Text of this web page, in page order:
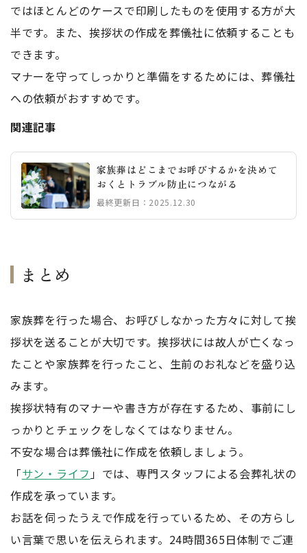
ではほとんどのケースで印刷したものを使用する方が大
半です。また、挨拶状の作成を葬儀社に依頼することも
できます。
マナーを守ってしっかりと準備をするためには、葬儀社
への依頼がおすすめです。
関連記事
家族葬はどこまでお呼びするかを決めて
おくとトラブル防止につながる
最終更新日：2025.12.30
まとめ
家族葬を行った場合、お呼びしなかった方々に対して挨
拶状を送ることが大切です。挨拶状には故人が亡くなっ
たことや家族葬を行ったこと、生前のお礼などを盛り込
みます。
挨拶状特有のマナーや書き方が存在するため、事前にし
っかりとチェックをしなくてはなりません。
不安な場合は葬儀社に作成を依頼しましょう。
「サン・ライフ 」では、専門スタッフによる会葬礼状の
作成を承っています。
お話を伺ったうえで作成を行っているため、その方らし
い言葉で思いを伝えられます。24時間365日体制でご連